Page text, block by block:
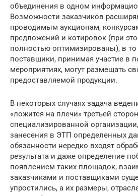
объединения в одном
Возможности заказчиков
проводимым аукционам,
предложений и котировок (при
полностью оптимизированы), в то
поставщики, принимая участие в
мероприятиях, могут размещать
предоставляемой продукции.
В некоторых случаях задача
«ложится на плечи» третьей
специализированной
занесения в ЭТП определенных
обязанности нередко входят
результата и даже определение
появлением таких площадок,
заказчиками и поставщиками
упростились, а их размеры,